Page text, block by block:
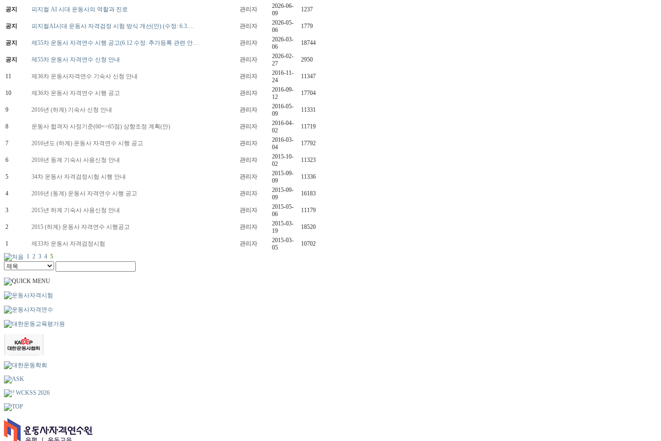
공지
피지컬 AI 시대 운동사의 역할과 진로 관리자
2026-06-
09
1237
공지 피지컬AI시대 운동사 자격검정 시험 방식 개선(안) (수정: 6.3.… 관리자
2026-05-
06
1779
공지 제55차 운동사 자격연수 시행 공고(6.12 수정: 추가등록 관련 안… 관리자
2026-03-
06
18744
공지 제55차 운동사 자격연수 신청 안내 관리자
2026-02-
27
2950
11 제36차 운동사자격연수 기숙사 신청 안내 관리자
2016-11-
24
11347
10 제36차 운동사 자격연수 시행 공고 관리자
2016-09-
12
17704
9 2016년 (하계) 기숙사 신청 안내 관리자
2016-05-
09
11331
8 운동사 합격자 사정기준(60=>65점) 상향조정 계획(안) 관리자
2016-04-
02
11719
7 2016년도 (하계) 운동사 자격연수 시행 공고 관리자
2016-03-
04
17792
6 2016년 동계 기숙사 사용신청 안내 관리자
2015-10-
02
11323
5 34차 운동사 자격검정시험 시행 안내 관리자
2015-09-
09
11336
4 2016년 (동계) 운동사 자격연수 시행 공고 관리자
2015-09-
09
16183
3 2015년 하계 기숙사 사용신청 안내 관리자
2015-05-
06
11179
2 2015 (하계) 운동사 자격연수 시행공고 관리자
2015-03-
19
18520
1 제33차 운동사 자격검정시험 관리자
2015-03-
05
10702
1 2 3 4 5